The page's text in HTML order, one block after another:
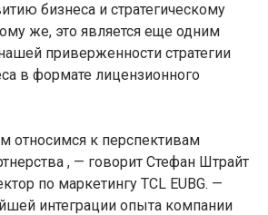
бизнеса и стратегическому
же, это является еще одним
приверженности стратегии
в формате лицензионного
относимся к перспективам
, — говорит Стефан Штрайт
по маркетингу TCL EUBG. —
интеграции опыта компании